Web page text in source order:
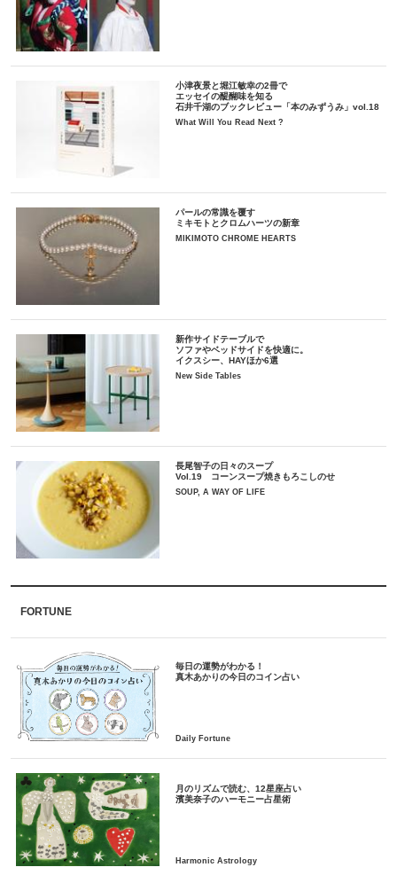
小津夜景と堀江敏幸の2冊で
エッセイの醍醐味を知る
石井千湖のブックレビュー「本のみずうみ」vol.18
What Will You Read Next ?
パールの常識を覆す
ミキモトとクロムハーツの新章
MIKIMOTO CHROME HEARTS
新作サイドテーブルで
ソファやベッドサイドを快適に。
イクスシー、HAYほか6選
New Side Tables
長尾智子の日々のスープ
Vol.19 コーンスープ焼きもろこしのせ
SOUP, A WAY OF LIFE
FORTUNE
毎日の運勢がわかる！
月のリズムで読む、12星座占い